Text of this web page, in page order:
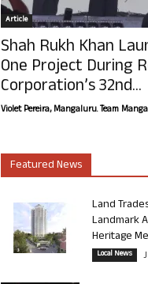
Article
Shah Rukh Khan
One Project During
Corporation’s 32nd...
Violet Pereira, Mangaluru. Team
Featured News
Land
Landmark
Heritage
Local News